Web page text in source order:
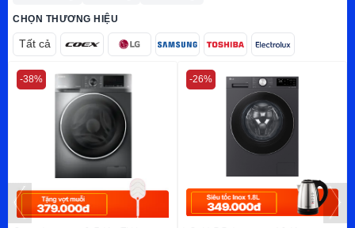
CHỌN THƯƠNG HIỆU
Tất cả
-38% -26%